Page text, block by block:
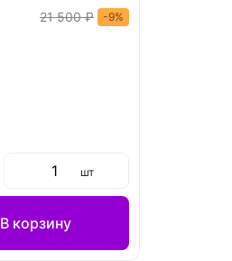
21 500 ₽ -9%
шт
В корзину